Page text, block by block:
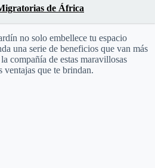
de África
no solo embellece tu espacio
una serie de beneficios que van más
compañía de estas maravillosas
ventajas que te brindan.